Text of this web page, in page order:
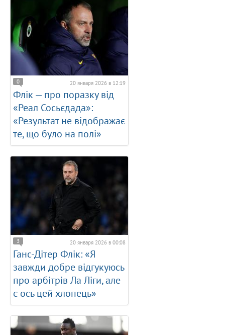
0 20 января 2026 в 12:19
Флік — про поразку від
«Реал Сосьєдада»:
«Результат не відображає
те, що було на полі»
3 20 января 2026 в 00:08
Ганс-Дітер Флік: «Я
завжди добре відгукуюсь
про арбітрів Ла Ліги, але
є ось цей хлопець»